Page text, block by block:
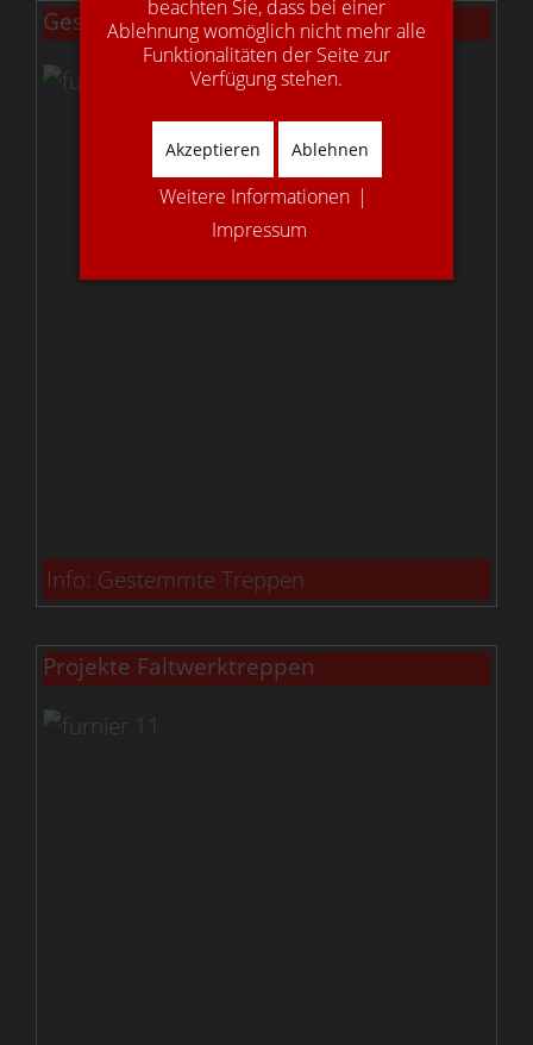
Gestemmte Treppen
Info: Gestemmte Treppen
Projekte Faltwerktreppen
beachten Sie, dass bei einer
Ablehnung womöglich nicht mehr alle
Funktionalitäten der Seite zur
Verfügung stehen.
Akzeptieren Ablehnen
Weitere Informationen |
Impressum